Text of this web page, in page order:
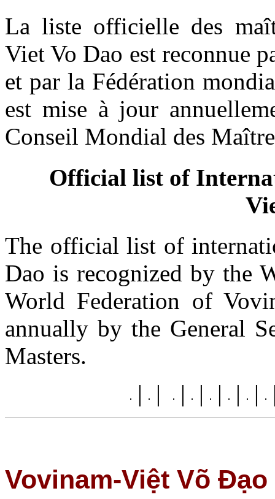
La liste officielle des
Viet Vo Dao est reconnue
et par la Fédération
est mise à jour
Conseil Mondial des
Official list of
The official list of
Dao is recognized by the
World Federation of
annually by the General
Masters.
|
| | | | | |
Vovinam-Việt Võ